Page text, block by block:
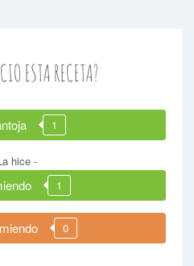
ESTA RECETA?
1
hice -
1
0